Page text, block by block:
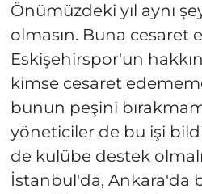
Önümüzdeki yıl aynı
olmasın. Buna cesaret
Eskişehirspor'un
kimse cesaret
bunun peşini
yöneticiler de bu işi
de kulübe destek
İstanbul'da, Ankara'da